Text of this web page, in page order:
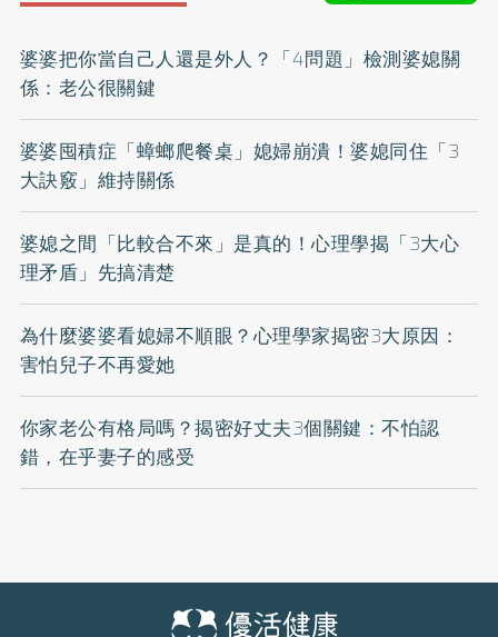
婆婆把你當自己人還是外人？「4問題」檢測婆媳關
係：老公很關鍵
婆婆囤積症「蟑螂爬餐桌」媳婦崩潰！婆媳同住「3
大訣竅」維持關係
婆媳之間「比較合不來」是真的！心理學揭「3大心
理矛盾」先搞清楚
為什麼婆婆看媳婦不順眼？心理學家揭密3大原因：
害怕兒子不再愛她
你家老公有格局嗎？揭密好丈夫3個關鍵：不怕認
錯，在乎妻子的感受